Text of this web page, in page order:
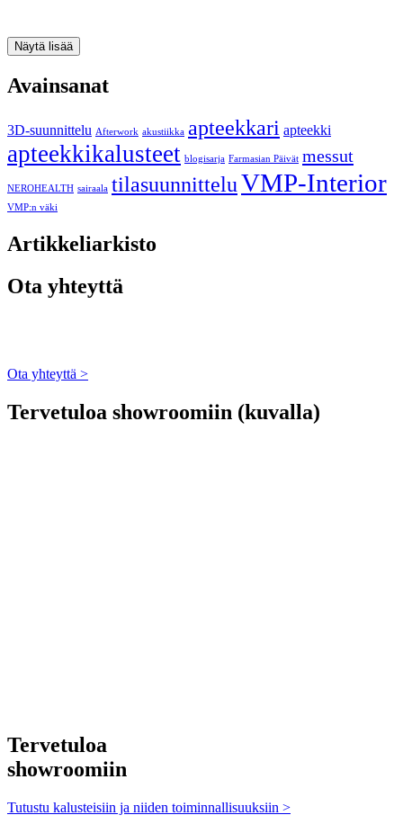
Näytä lisää
Avainsanat
3D-suunnittelu Afterwork akustiikka apteekkari apteekki
apteekkikalusteet blogisarja Farmasian Päivät messut
NEROHEALTH sairaala tilasuunnitteluVMP-Interior
VMP:n väki
Artikkeliarkisto
Ota yhteyttä
Ota yhteyttä >
Tervetuloa showroomiin (kuvalla)
Tervetuloa
showroomiin
Tutustu kalusteisiin ja niiden toiminnallisuuksiin >